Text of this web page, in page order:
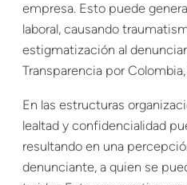
empresa. Esto puede
laboral, causando
estigmatización al
Transparencia por
En las estructuras
lealtad y confidencialidad
resultando en una
denunciante, a quien se